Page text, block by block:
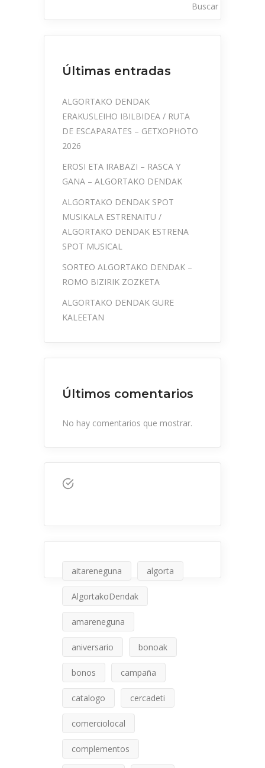
Buscar
Últimas entradas
ALGORTAKO DENDAK
ERAKUSLEIHO IBILBIDEA / RUTA
DE ESCAPARATES – GETXOPHOTO
2026
EROSI ETA IRABAZI – RASCA Y
GANA – ALGORTAKO DENDAK
ALGORTAKO DENDAK SPOT
MUSIKALA ESTRENAITU /
ALGORTAKO DENDAK ESTRENA
SPOT MUSICAL
SORTEO ALGORTAKO DENDAK –
ROMO BIZIRIK ZOZKETA
ALGORTAKO DENDAK GURE
KALEETAN
Últimos comentarios
No hay comentarios que mostrar.
aitareneguna algorta
AlgortakoDendak
amareneguna
aniversario bonoak
bonos campaña
catalogo cercadeti
comerciolocal
complementos